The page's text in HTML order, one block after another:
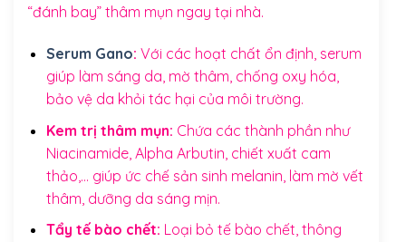
“đánh bay” thâm mụn ngay tại nhà.
Serum Gano: Với các hoạt chất ổn định, serum
giúp làm sáng da, mờ thâm, chống oxy hóa,
bảo vệ da khỏi tác hại của môi trường.
Kem trị thâm mụn: Chứa các thành phần như
Niacinamide, Alpha Arbutin, chiết xuất cam
thảo,… giúp ức chế sản sinh melanin, làm mờ vết
thâm, dưỡng da sáng mịn.
Tẩy tế bào chết: Loại bỏ tế bào chết, thông